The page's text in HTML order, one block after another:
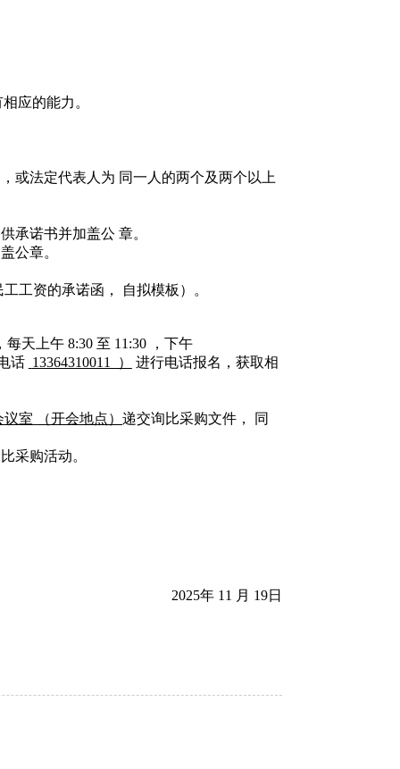
应的能力。
或法定代表人为 同一人的两个及两个以上
承诺书并加盖公 章。
公章。
工资的承诺函， 自拟模板）。
每天上午 8:30 至 11:30 ，下午
话 13364310011 ）
进行电话报名，获取相
议室 （开会地点）递交询比采购文件， 同
采购活动。
2025年 11 月 19日